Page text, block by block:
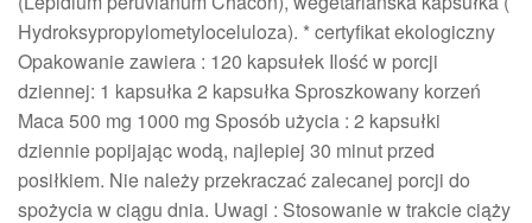
Hydroksypropylometyloceluloza). * certyfikat ekologiczny
Opakowanie zawiera : 120 kapsułek Ilość w porcji
dziennej: 1 kapsułka 2 kapsułka Sproszkowany korzeń
Maca 500 mg 1000 mg Sposób użycia : 2 kapsułki
dziennie popijając wodą, najlepiej 30 minut przed
posiłkiem. Nie należy przekraczać zalecanej porcji do
spożycia w ciągu dnia. Uwagi : Stosowanie w trakcie ciąży